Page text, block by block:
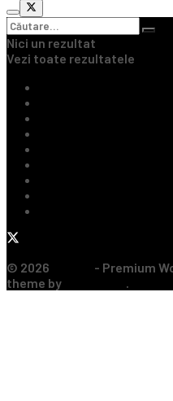
Nici un rezultat
Vezi toate rezultatele
© 2026
- Premium
theme by
.